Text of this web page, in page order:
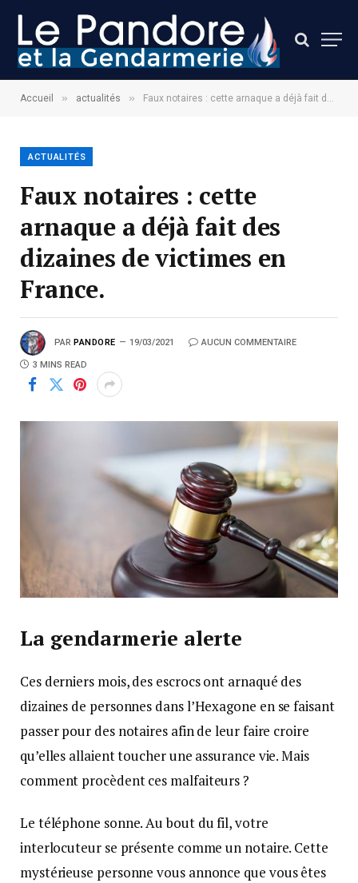
Accueil » actualités » Faux notaires : cette arnaque a déjà fait des dizaines de victimes en France.
ACTUALITÉS
Faux notaires : cette
arnaque a déjà fait des
dizaines de victimes en
France.
PAR PANDORE 19/03/2021 AUCUN COMMENTAIRE
3 MINS READ
La gendarmerie alerte
Ces derniers mois, des escrocs ont arnaqué des
dizaines de personnes dans l’Hexagone en se faisant
passer pour des notaires afin de leur faire croire
qu’elles allaient toucher une assurance vie. Mais
comment procèdent ces malfaiteurs ?
Le téléphone sonne. Au bout du fil, votre
interlocuteur se présente comme un notaire. Cette
mystérieuse personne vous annonce que vous êtes